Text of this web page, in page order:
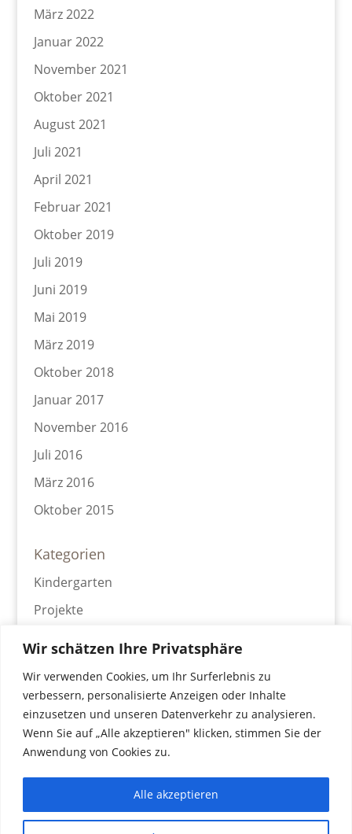
Wir schätzen Ihre Privatsphäre
Wir verwenden Cookies, um Ihr Surferlebnis zu
verbessern, personalisierte Anzeigen oder Inhalte
einzusetzen und unseren Datenverkehr zu analysieren.
Wenn Sie auf „Alle akzeptieren" klicken, stimmen Sie der
Anwendung von Cookies zu.
Alle akzeptieren
März 2022
Januar 2022
November 2021
Oktober 2021
August 2021
Juli 2021
April 2021
Februar 2021
Oktober 2019
Juli 2019
Juni 2019
Mai 2019
März 2019
Oktober 2018
Januar 2017
November 2016
Juli 2016
März 2016
Oktober 2015
Kategorien
Kindergarten
Projekte
Meta
Anmelden
Eintrags-Feed